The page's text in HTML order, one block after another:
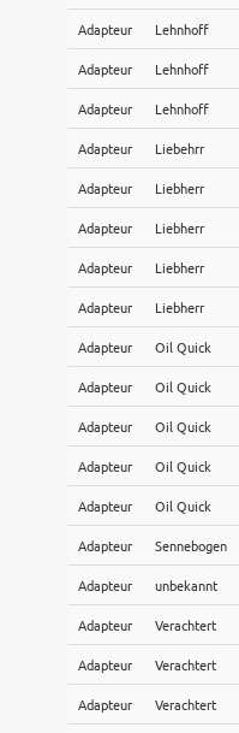
Adapteur Lehnhoff
Adapteur Lehnhoff
Adapteur Lehnhoff
Adapteur Liebehrr
Adapteur Liebherr
Adapteur Liebherr
Adapteur Liebherr
Adapteur Liebherr
Adapteur Oil Quick
Adapteur Oil Quick
Adapteur Oil Quick
Adapteur Oil Quick
Adapteur Oil Quick
Adapteur Sennebogen
Adapteur unbekannt
Adapteur Verachtert
Adapteur Verachtert
Adapteur Verachtert